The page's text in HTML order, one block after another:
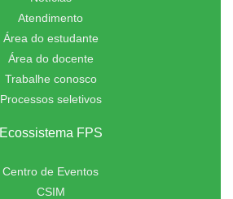
Atendimento
Área do estudante
Área do docente
Trabalhe conosco
Processos seletivos
Ecossistema FPS
Centro de Eventos
CSIM